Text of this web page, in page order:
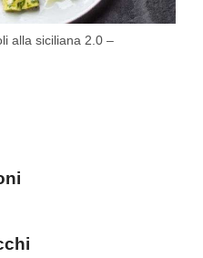
alla siciliana 2.0 –